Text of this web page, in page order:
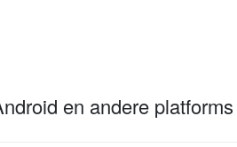
en andere platforms